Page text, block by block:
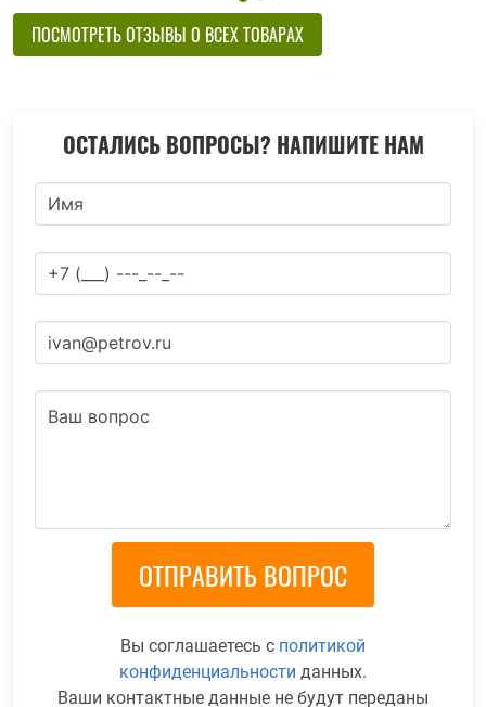
ПОСМОТРЕТЬ ОТЗЫВЫ О ВСЕХ ТОВАРАХ
ОСТАЛИСЬ ВОПРОСЫ? НАПИШИТЕ НАМ
Вы соглашаетесь с политикой
конфиденциальности данных.
Ваши контактные данные не будут переданы